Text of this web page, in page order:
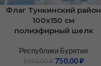
Флаг Тункинский район
100х150 см
полиэфирный шелк
Республики Бурятия
1450,00₽ 750,00₽